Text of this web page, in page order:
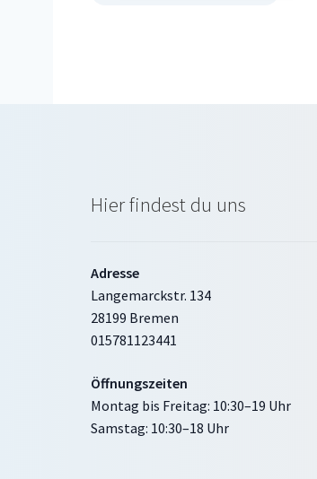
Hier findest du uns
Adresse
Langemarckstr. 134
28199 Bremen
015781123441
Öffnungszeiten
Montag bis Freitag: 10:30–19 Uhr
Samstag: 10:30–18 Uhr